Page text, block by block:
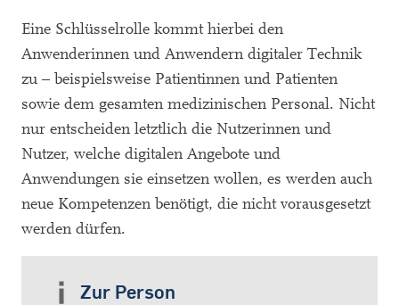
Eine Schlüsselrolle kommt hierbei den
Anwenderinnen und Anwendern digitaler Technik
zu – beispielsweise Patientinnen und Patienten
sowie dem gesamten medizinischen Personal. Nicht
nur entscheiden letztlich die Nutzerinnen und
Nutzer, welche digitalen Angebote und
Anwendungen sie einsetzen wollen, es werden auch
neue Kompetenzen benötigt, die nicht vorausgesetzt
werden dürfen.
Zur Person